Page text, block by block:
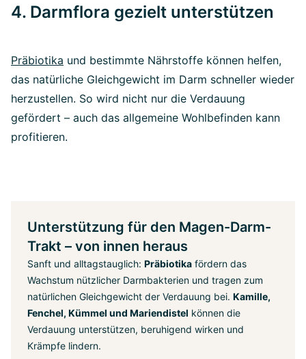
4. Darmflora gezielt unterstützen
Präbiotika und bestimmte Nährstoffe können helfen,
das natürliche Gleichgewicht im Darm schneller wieder
herzustellen. So wird nicht nur die Verdauung
gefördert – auch das allgemeine Wohlbefinden kann
profitieren.
Unterstützung für den Magen-Darm-
Trakt – von innen heraus
Sanft und alltagstauglich: Präbiotika fördern das
Wachstum nützlicher Darmbakterien und tragen zum
natürlichen Gleichgewicht der Verdauung bei. Kamille,
Fenchel, Kümmel und Mariendistel können die
Verdauung unterstützen, beruhigend wirken und
Krämpfe lindern.